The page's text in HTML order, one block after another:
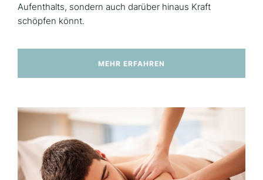
Aufenthalts, sondern auch darüber hinaus Kraft
schöpfen könnt.
MEHR ERFAHREN